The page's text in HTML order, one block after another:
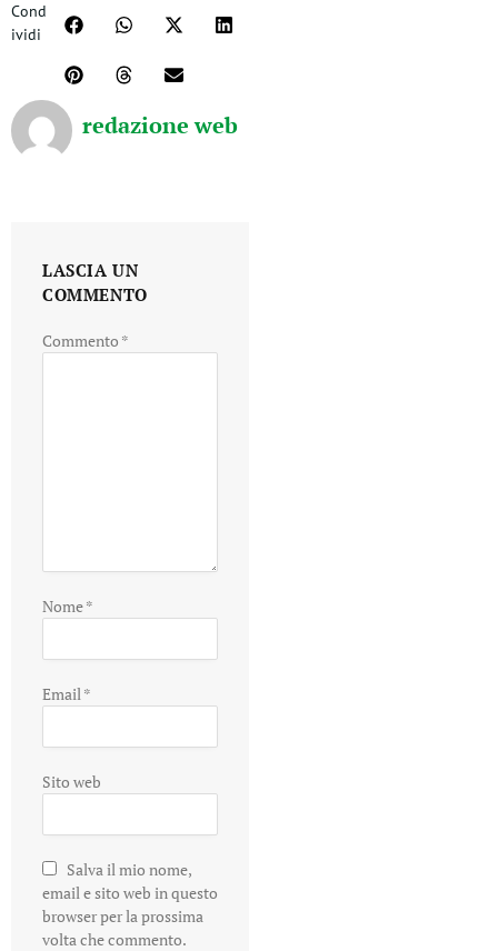
Cond
ividi
redazione web
LASCIA UN
COMMENTO
Commento *
Nome*
Email *
Sito web
Salva il mio nome,
email e sito web in questo
browser per la prossima
volta che commento.